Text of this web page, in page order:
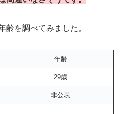
齢を調べてみました。
年齢
29歳
非公表